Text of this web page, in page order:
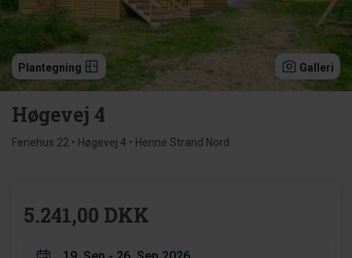
Plantegning Galleri
Høgevej 4
Feriehus 22 • Høgevej 4 • Henne Strand Nord
5.241,00 DKK